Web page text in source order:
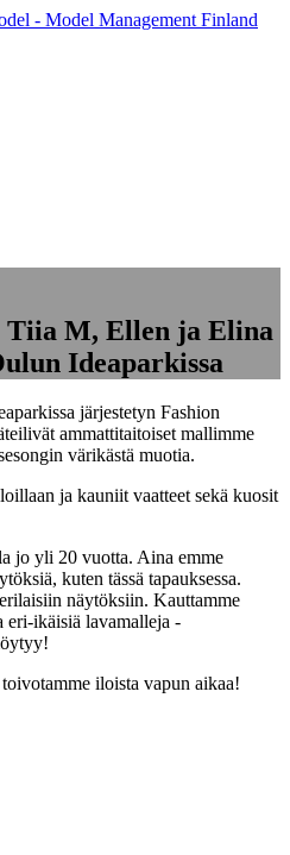
M, Ellen ja Elina
Ideaparkissa
järjestetyn Fashion
ammattitaitoiset mallimme
värikästä muotia.
ja kauniit vaatteet sekä kuosit
jo yli 20 vuotta. Aina emme
kuten tässä tapauksessa.
näytöksiin. Kauttamme
eri-ikäisiä lavamalleja -
iloista vapun aikaa!